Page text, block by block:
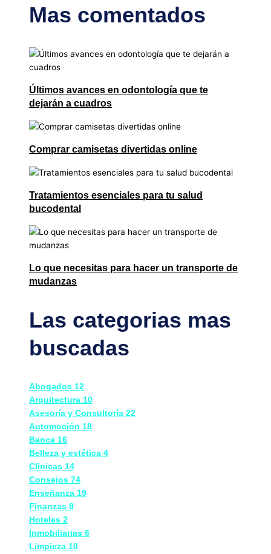
Mas comentados
Últimos avances en odontología que te
dejarán a cuadros
Comprar camisetas divertidas online
Tratamientos esenciales para tu salud
bucodental
Lo que necesitas para hacer un transporte de
mudanzas
Las categorias mas
buscadas
Abogados 12
Arquitectura 10
Asesoría y Consultoría 22
Automoción 18
Banca 16
Belleza y estética 4
Clinicas 14
Consejos 74
Enseñanza 19
Finanzas 8
Hoteles 2
Inmobiliarias 6
Limpieza 10